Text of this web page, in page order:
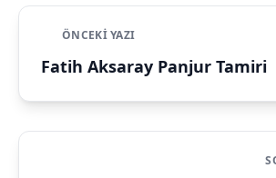
ÖNCEKI YAZI
Fatih Aksaray Panjur Tamiri